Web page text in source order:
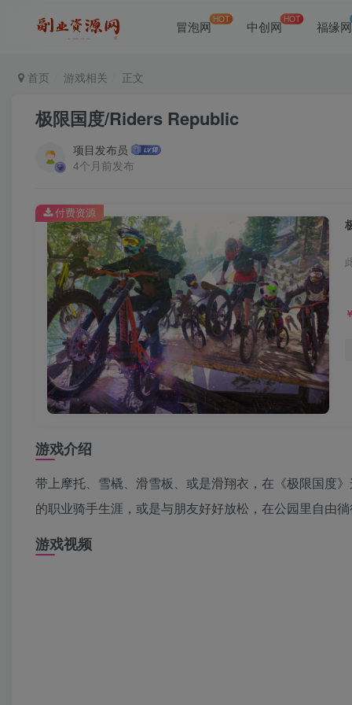
冒泡网 HOT 中创网 HOT 福缘网
首页 游戏相关 正文
极限国度/Riders Republic
项目发布员
4个月前发布
付费资源
游戏介绍
带上摩托、雪橇、滑雪板、或是滑翔衣，在《极限国度
的职业骑手生涯，或是与朋友好好放松，在公园里自由
游戏视频